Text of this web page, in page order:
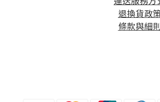
退換貨政
條款與細